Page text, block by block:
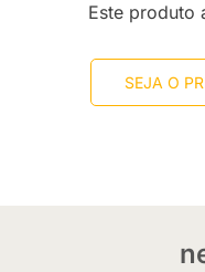
Este produto
SEJA O